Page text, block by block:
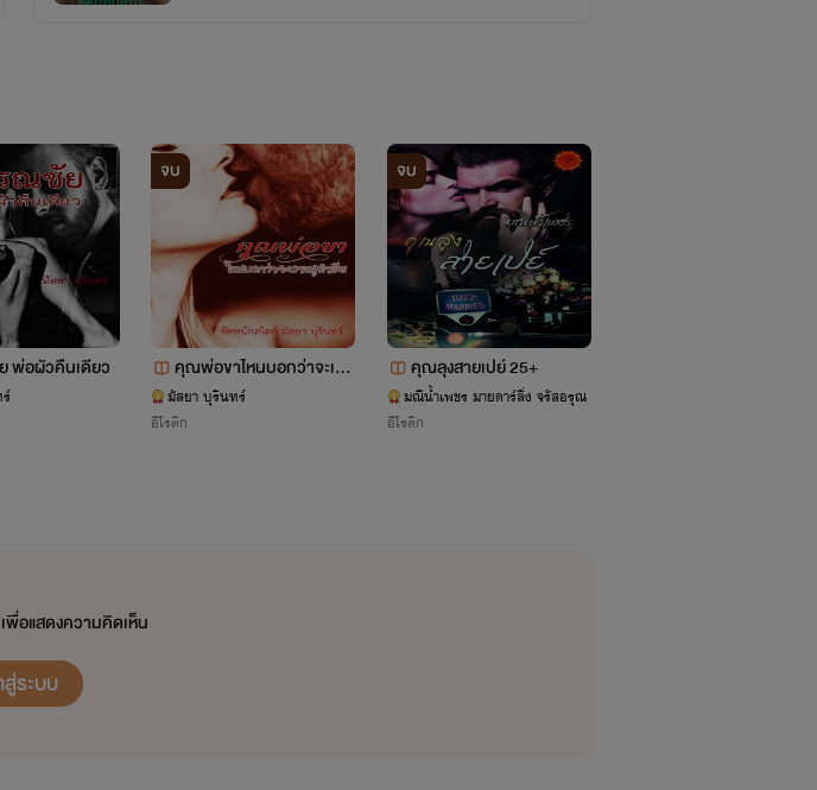
อผัวคืนเดียว
จบ
คุณพ่อขาไหนบอกว่าจะเอา
หนูทำเมีย
มัสยา บุรินทร์
อีโรติก
จบ
คุณลุงสายเปย์ 25+
มณีน้ำเพชร มายดาร์ลิ่ง จรัสอรุณ
อีโรติก
พื่อแสดงความคิดเห็น
สู่ระบบ